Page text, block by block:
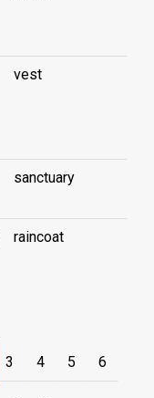
vest
sanctuary
raincoat
3 4 5 6